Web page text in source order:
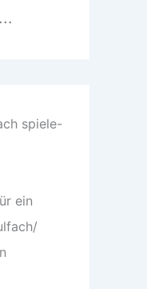
spiele-
ein